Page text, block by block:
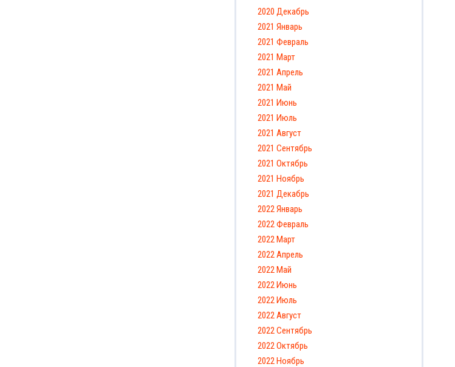
2020 Декабрь
2021 Январь
2021 Февраль
2021 Март
2021 Апрель
2021 Май
2021 Июнь
2021 Июль
2021 Август
2021 Сентябрь
2021 Октябрь
2021 Ноябрь
2021 Декабрь
2022 Январь
2022 Февраль
2022 Март
2022 Апрель
2022 Май
2022 Июнь
2022 Июль
2022 Август
2022 Сентябрь
2022 Октябрь
2022 Ноябрь